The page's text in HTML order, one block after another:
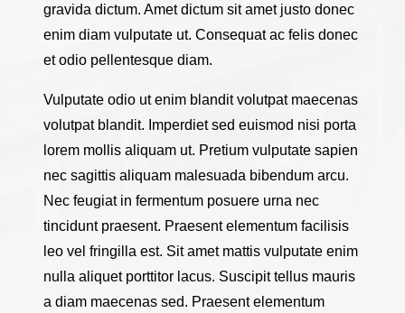
gravida dictum. Amet dictum sit amet justo donec
enim diam vulputate ut. Consequat ac felis donec
et odio pellentesque diam.
Vulputate odio ut enim blandit volutpat maecenas
volutpat blandit. Imperdiet sed euismod nisi porta
lorem mollis aliquam ut. Pretium vulputate sapien
nec sagittis aliquam malesuada bibendum arcu.
Nec feugiat in fermentum posuere urna nec
tincidunt praesent. Praesent elementum facilisis
leo vel fringilla est. Sit amet mattis vulputate enim
nulla aliquet porttitor lacus. Suscipit tellus mauris
a diam maecenas sed. Praesent elementum